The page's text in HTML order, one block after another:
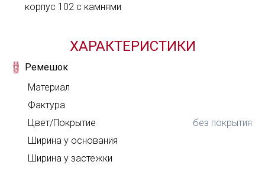
Задай нам вопрос
корпус 102 с камнями
ХАРАКТЕРИСТИКИ
Ремешок
Материал
Фактура
Цвет/Покрытие
без покрытия
Ширина у основания
Ширина у застежки